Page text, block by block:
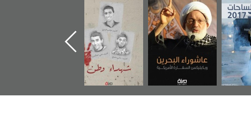
عاشوراء البحرين...
ويكيليكس السفارة
الأمريكية
شهداء وطن